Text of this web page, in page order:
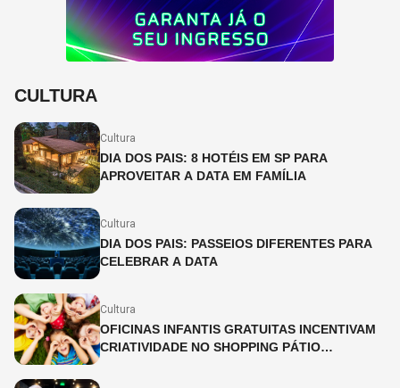
CULTURA
Cultura
DIA DOS PAIS: 8 HOTÉIS EM SP PARA
APROVEITAR A DATA EM FAMÍLIA
Cultura
DIA DOS PAIS: PASSEIOS DIFERENTES PARA
CELEBRAR A DATA
Cultura
OFICINAS INFANTIS GRATUITAS INCENTIVAM
CRIATIVIDADE NO SHOPPING PÁTIO